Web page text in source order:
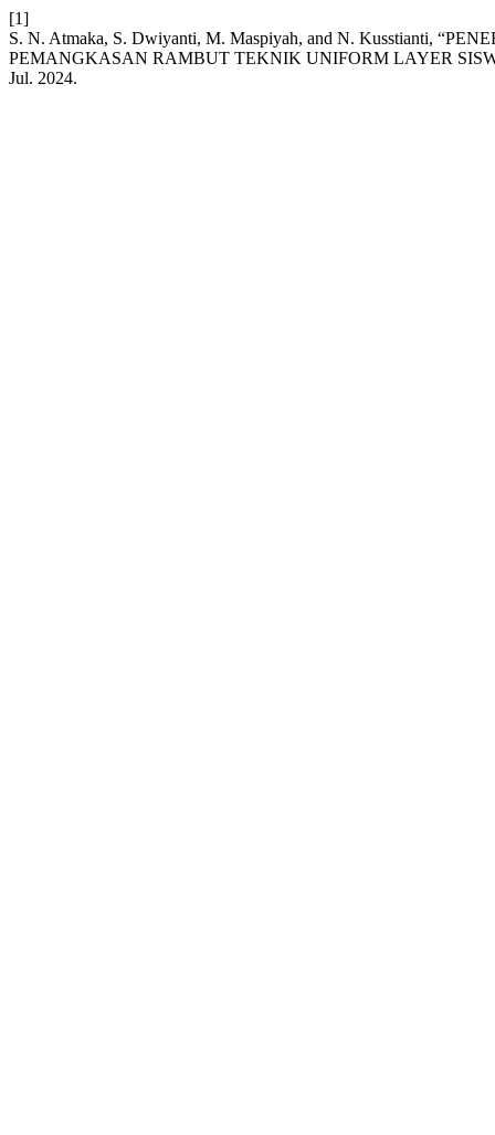
[1]
S. N. Atmaka, S. Dwiyanti, M. Maspiyah, and N. Kusstianti,
PEMANGKASAN RAMBUT TEKNIK UNIFORM LAYER
Jul. 2024.